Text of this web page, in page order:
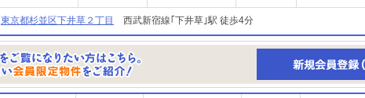
東京都杉並区下井草２丁目 西武新宿線｢下井草｣駅 徒歩4分